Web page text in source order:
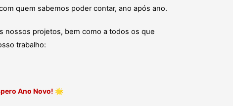
quem sabemos poder contar, ano após ano.
nossos projetos, bem como a todos os que
trabalho:
Ano Novo! 🌟